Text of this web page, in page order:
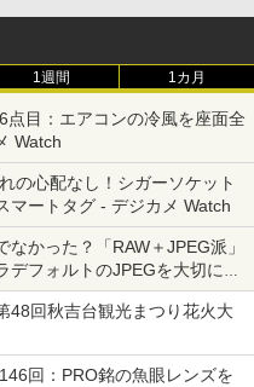
1週間 1カ月
目：エアコンの冷風を座面全
Watch
の心配なし！シガーソケット
マートタグ - デジカメ Watch
かった？「RAW＋JPEG派」
フォルトのJPEGを大切にす
48回秋吉台観光まつり花火大
回：PRO銘の魚眼レンズを